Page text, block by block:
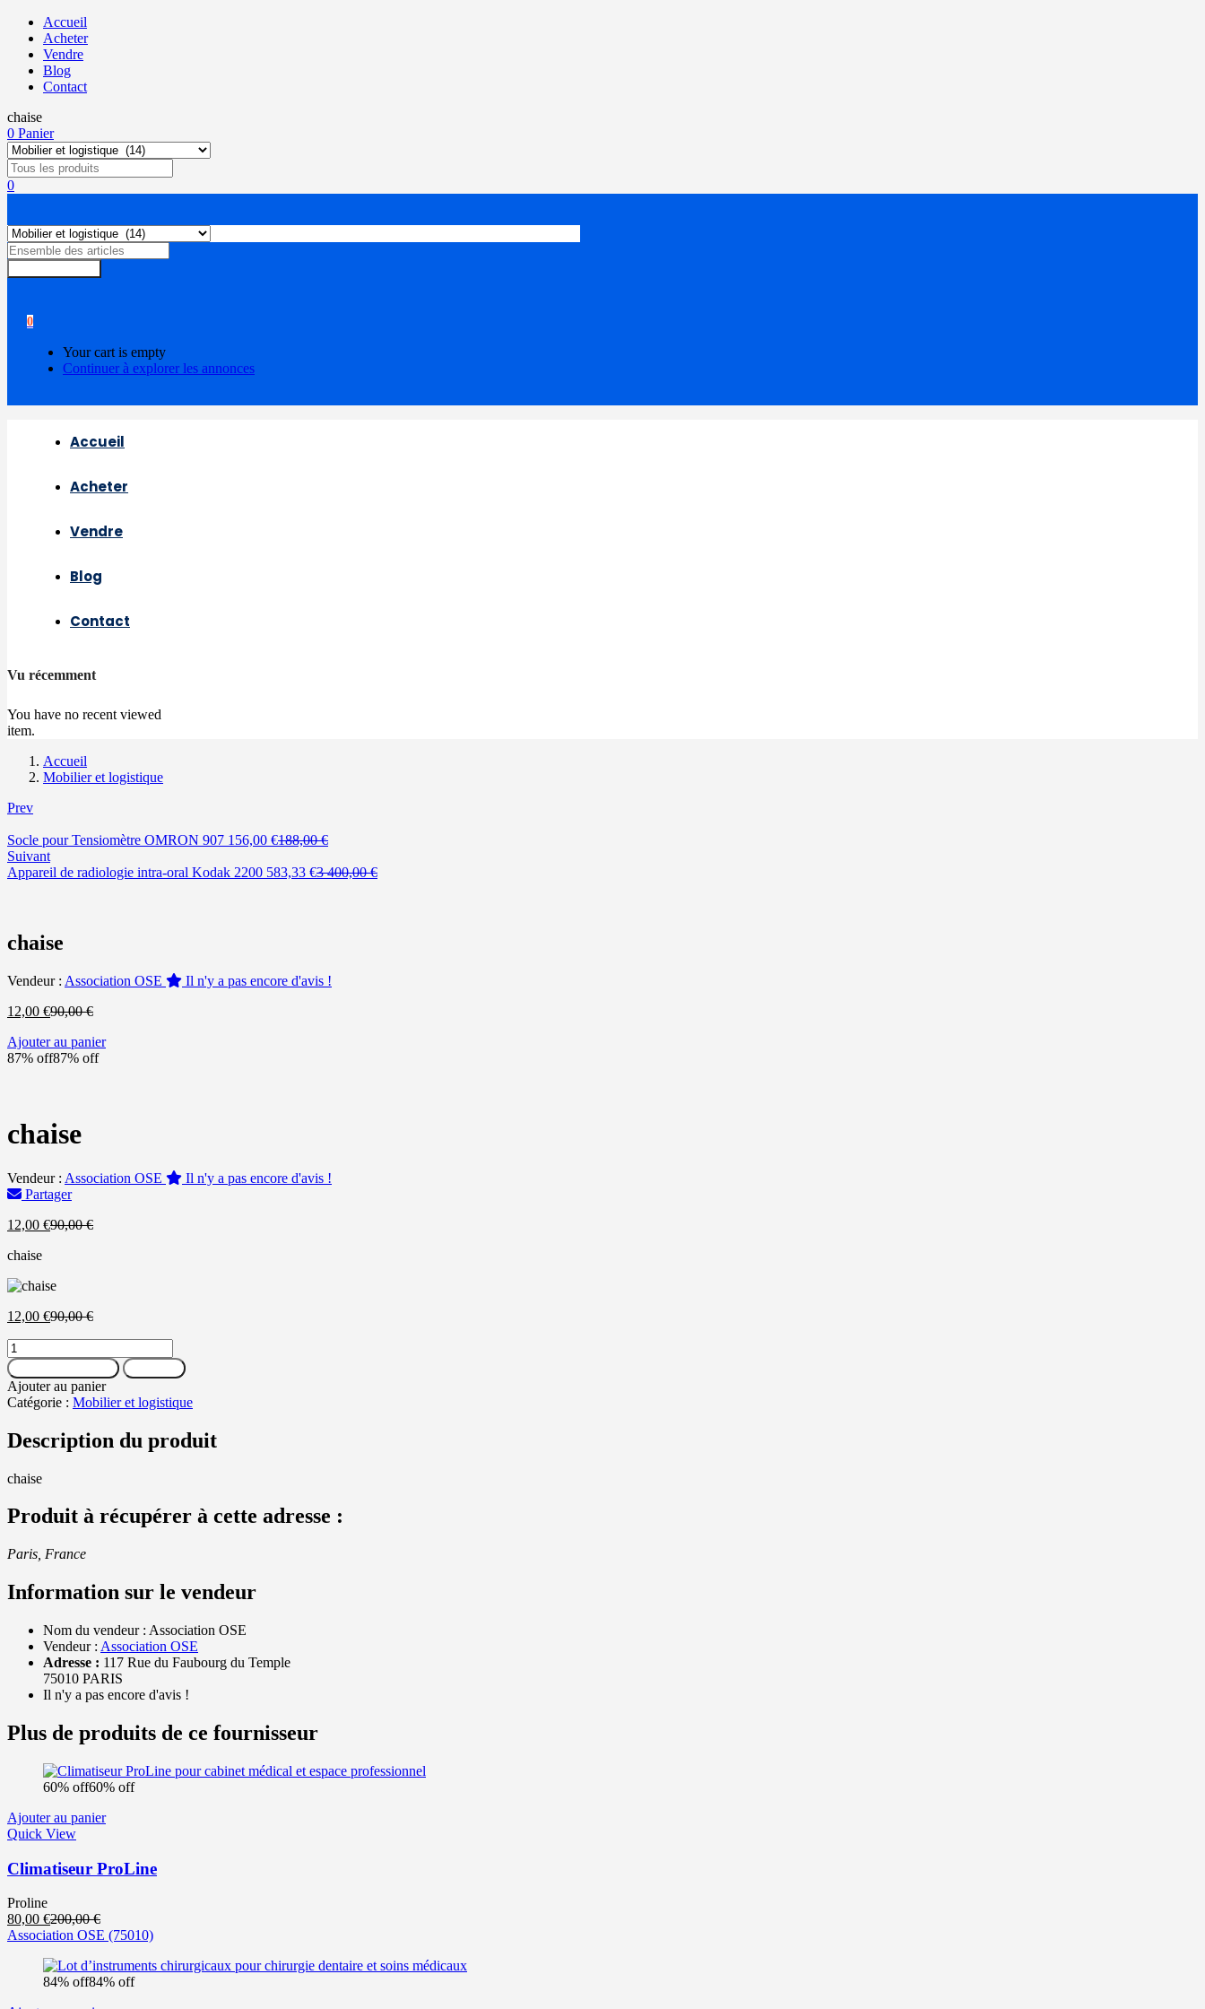
Accueil
Acheter
Vendre
Blog
Contact
chaise
0 Panier
0
0
Your cart is empty
Continuer à explorer les annonces
Accueil
Acheter
Vendre
Blog
Contact
Vu récemment
You have no recent viewed
item.
Accueil
Mobilier et logistique
Prev
Socle pour Tensiomètre OMRON 907 156,00 €Le
actuel
188,00€Le
initial
Suivant
Appareil de radiologie intra-oral Kodak 2200 583,33 €Le
3 400,00€Le
chaise
Vendeur : Association OSE
Il n'y a pas encore d'avis !
12,00 €Le
actuel
est :
90,00€Le
initial
était :
Ajouter au panier
87% off87% off
chaise
Vendeur : Association OSE
Il n'y a pas encore d'avis !
Partager
12,00 €Le
12,00 €.
90,00€Le
chaise
12,00 €Le
est :
12,00 €.
90,00€Le
était :
90,00 €.
quantité
de
chaise
Ajouter au panier
Catégorie : Mobilier et logistique
Description du produit
chaise
Produit à récupérer à cette adresse :
Paris, France
Information sur le vendeur
Nom du vendeur : Association OSE
Vendeur : Association OSE
Adresse : 117 Rue du Faubourg du Temple
75010 PARIS
Il n'y a pas encore d'avis !
Plus de produits de ce fournisseur
60% off60% off
Ajouter au panier
Quick View
Climatiseur ProLine
Proline
80,00 €Le
prix
est :
80,00 €.
200,00€Le
prix
était :
200,00 €.
Association OSE (75010)
84% off84% off